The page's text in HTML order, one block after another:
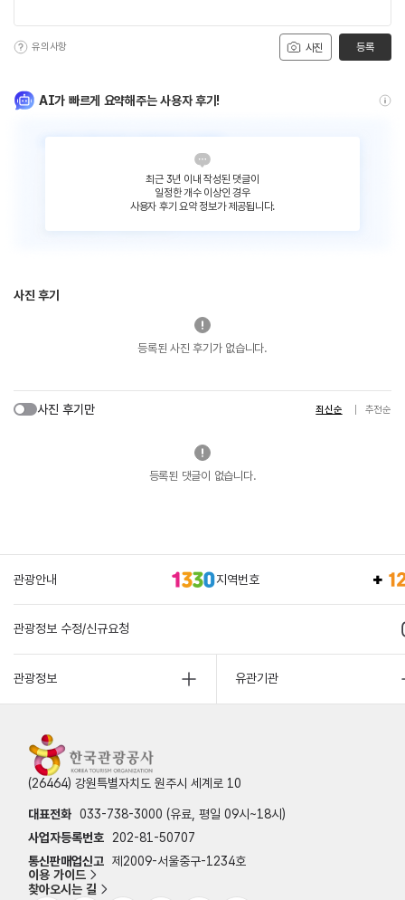
사진
유의사항 등록
AI가 빠르게 요약해주는 사용자 후기!
최근 3년 이내 작성된 댓글이
일정한 개수 이상인 경우
사용자 후기 요약 정보가 제공됩니다.
사진 후기
등록된 사진 후기가 없습니다.
사진 후기만 최신순 추천순
등록된 댓글이 없습니다.
관광안내 지역번호
관광정보 수정/신규요청
관광정보 유관기관
(26464) 강원특별자치도 원주시 세계로 10
대표전화 033-738-3000 (유료, 평일 09시~18시)
사업자등록번호
202-81-50707
통신판매업신고 제2009-서울중구-1234호
이용 가이드
찾아오시는 길